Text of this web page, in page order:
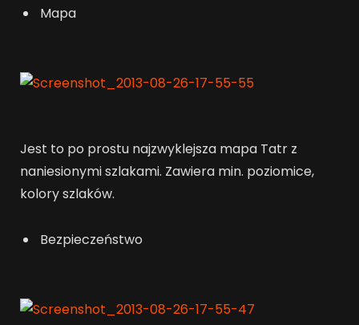
Mapa
Jest to po prostu najzwyklejsza mapa Tatr z
naniesionymi szlakami. Zawiera min. poziomice,
kolory szlaków.
Bezpieczeństwo